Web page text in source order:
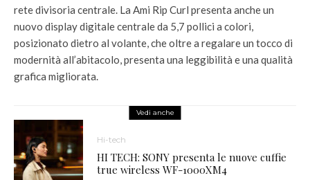
rete divisoria centrale. La Ami Rip Curl presenta anche un
nuovo display digitale centrale da 5,7 pollici a colori,
posizionato dietro al volante, che oltre a regalare un tocco di
modernità all’abitacolo, presenta una leggibilità e una qualità
grafica migliorata.
Vedi anche
Hi-tech
HI TECH: SONY presenta le nuove cuffie
true wireless WF-1000XM4